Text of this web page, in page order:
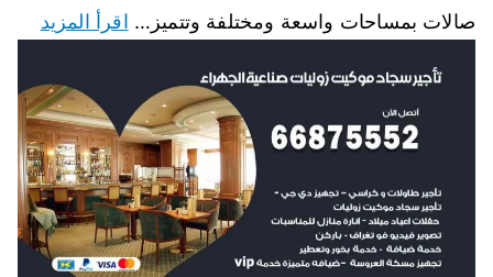
صالات بمساحات واسعة ومختلفة وتتميز… اقرأ المزيد